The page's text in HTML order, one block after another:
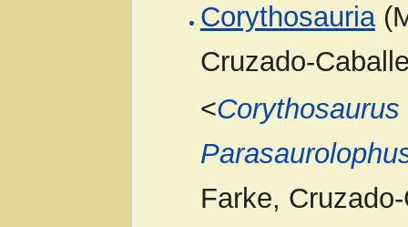
Corythosauria
Cruzado-
<Corythosaurus
Farke,